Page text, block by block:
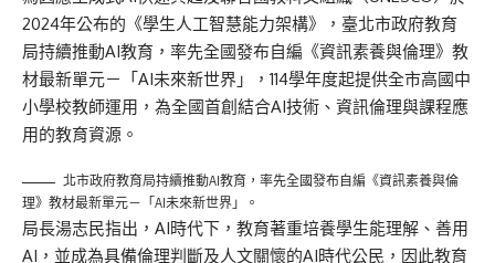
2024年公布的《學生人工智慧能力架構》，臺北市政府教育
局持續推動AI教育，率先全國發布自編《資訊素養與倫理》教
材最新單元－「AI未來新世界」，114學年度起提供全市高國中
小學校教師運用，為全國首創結合AI技術、資訊倫理與課程應
用的教育資源。
北市政府教育局持續推動AI教育，率先全國發布自編《資訊素養與倫
理》教材最新單元－「AI未來新世界」。
局長湯志民指出，AI時代下，教育著重培養學生能理解、善用
AI，並成為具備倫理判斷及人文關懷的AI時代公民，因此教育